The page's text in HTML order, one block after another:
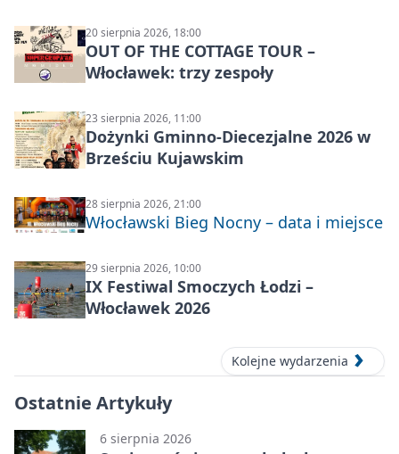
20 sierpnia 2026, 18:00
OUT OF THE COTTAGE TOUR –
Włocławek: trzy zespoły
23 sierpnia 2026, 11:00
Dożynki Gminno-Diecezjalne 2026 w
Brześciu Kujawskim
28 sierpnia 2026, 21:00
Włocławski Bieg Nocny – data i miejsce
29 sierpnia 2026, 10:00
IX Festiwal Smoczych Łodzi –
Włocławek 2026
Kolejne wydarzenia
Ostatnie Artykuły
6 sierpnia 2026